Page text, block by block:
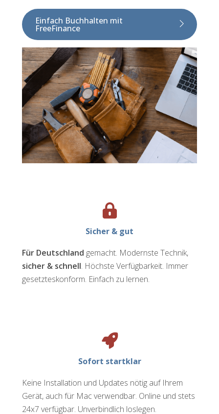
Einfach Buchhalten mit
FreeFinance
Sicher & gut
Für Deutschland gemacht. Modernste Technik,
sicher & schnell. Höchste Verfügbarkeit. Immer
gesetzteskonform. Einfach zu lernen.
Sofort startklar
Keine Installation und Updates nötig auf Ihrem
Gerät, auch für Mac verwendbar. Online und stets
24x7 verfügbar. Unverbindlich loslegen.